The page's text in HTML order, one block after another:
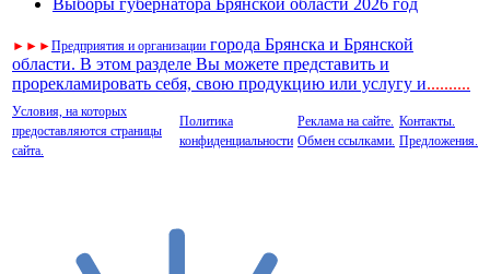
► ► ►Предприятия и организации города Брянска и Брянской
области. В этом разделе Вы можете представить и
прорекламировать себя, свою продукцию или услугу и..........
Условия, на которых
предоставляются страницы
сайта.
Политика
конфиденциальности
Реклама на сайте.
Обмен ссылками.
Контакты.
Предложения.